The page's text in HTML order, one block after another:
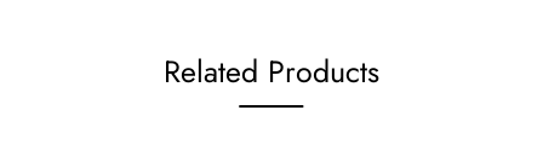
Related Products